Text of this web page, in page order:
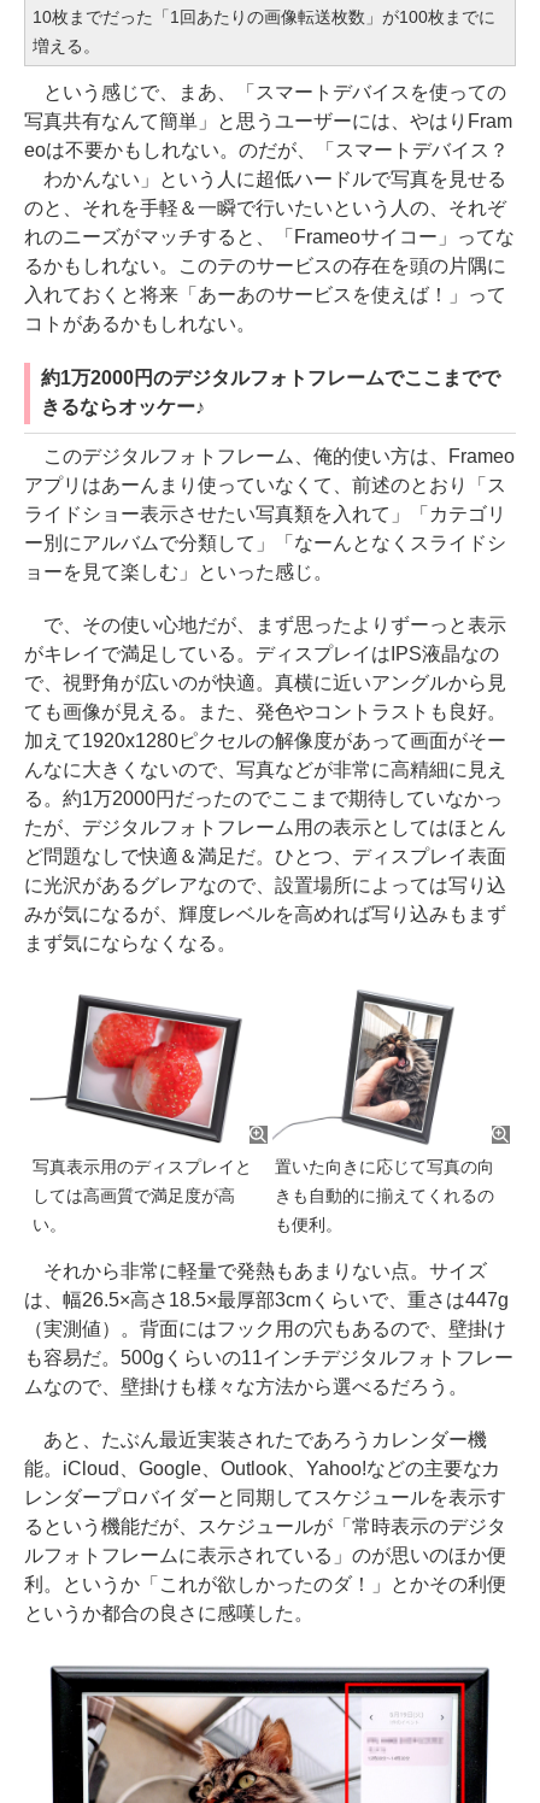
10枚までだった「1回あたりの画像転送枚数」が100枚までに
増える。
という感じで、まあ、「スマートデバイスを使っての
写真共有なんて簡単」と思うユーザーには、やはりFram
eoは不要かもしれない。のだが、「スマートデバイス？
わかんない」という人に超低ハードルで写真を見せる
のと、それを手軽＆一瞬で行いたいという人の、それぞ
れのニーズがマッチすると、「Frameoサイコー」ってな
るかもしれない。このテのサービスの存在を頭の片隅に
入れておくと将来「あーあのサービスを使えば！」って
コトがあるかもしれない。
約1万2000円のデジタルフォトフレームでここまでで
きるならオッケー♪
このデジタルフォトフレーム、俺的使い方は、Frameo
アプリはあーんまり使っていなくて、前述のとおり「ス
ライドショー表示させたい写真類を入れて」「カテゴリ
ー別にアルバムで分類して」「なーんとなくスライドシ
ョーを見て楽しむ」といった感じ。
で、その使い心地だが、まず思ったよりずーっと表示
がキレイで満足している。ディスプレイはIPS液晶なの
で、視野角が広いのが快適。真横に近いアングルから見
ても画像が見える。また、発色やコントラストも良好。
加えて1920x1280ピクセルの解像度があって画面がそー
んなに大きくないので、写真などが非常に高精細に見え
る。約1万2000円だったのでここまで期待していなかっ
たが、デジタルフォトフレーム用の表示としてはほとん
ど問題なしで快適＆満足だ。ひとつ、ディスプレイ表面
に光沢があるグレアなので、設置場所によっては写り込
みが気になるが、輝度レベルを高めれば写り込みもまず
まず気にならなくなる。
写真表示用のディスプレイと
しては高画質で満足度が高
い。
置いた向きに応じて写真の向
きも自動的に揃えてくれるの
も便利。
それから非常に軽量で発熱もあまりない点。サイズ
は、幅26.5×高さ18.5×最厚部3cmくらいで、重さは447g
（実測値）。背面にはフック用の穴もあるので、壁掛け
も容易だ。500gくらいの11インチデジタルフォトフレー
ムなので、壁掛けも様々な方法から選べるだろう。
あと、たぶん最近実装されたであろうカレンダー機
能。iCloud、Google、Outlook、Yahoo!などの主要なカ
レンダープロバイダーと同期してスケジュールを表示す
るという機能だが、スケジュールが「常時表示のデジタ
ルフォトフレームに表示されている」のが思いのほか便
利。というか「これが欲しかったのダ！」とかその利便
というか都合の良さに感嘆した。